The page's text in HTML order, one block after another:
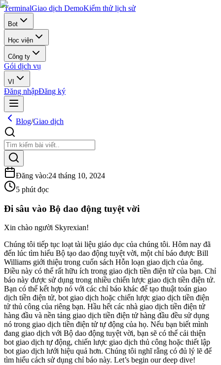
TerminalGiao dịch DemoKiểm thử lịch sử
Bot
Học viện
Công ty
Gói dịch vụ
VI
Đăng nhậpĐăng ký
Blog/Giao dịch
Đăng vào:24 tháng 10, 2024
5 phút đọc
Đi sâu vào Bộ dao động tuyệt vời
Xin chào người Skyrexian!
Chúng tôi tiếp tục loạt tài liệu giáo dục của chúng tôi. Hôm nay đã
đến lúc tìm hiểu Bộ tạo dao động tuyệt vời, một chỉ báo được Bill
Williams giới thiệu trong cuốn sách Hỗn loạn giao dịch của ông.
Điều này có thể rất hữu ích trong giao dịch tiền điện tử của bạn. Chỉ
báo này được sử dụng trong nhiều chiến lược giao dịch tiền điện tử.
Bạn có thể kết hợp nó với các chỉ báo khác để tạo thuật toán giao
dịch tiền điện tử, bot giao dịch hoặc chiến lược giao dịch tiền điện
tử thủ công của riêng bạn. Hầu hết các nhà giao dịch tiền điện tử
hàng đầu và nền tảng giao dịch tiền điện tử hàng đầu đều sử dụng
nó trong giao dịch tiền điện tử tự động của họ. Nếu bạn biết mình
đang giao dịch với Bộ dao động tuyệt vời, bạn sẽ có thể cải thiện
bot giao dịch tự động, chiến lược giao dịch thủ công hoặc thiết lập
bot giao dịch lưới hiệu quả hơn. Chúng tôi nghĩ rằng có đủ lý lẽ để
tìm hiểu cách sử dụng chỉ báo này. Let’s begin our deep dive!